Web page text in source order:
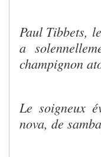
Paul Tibbets,
a
champignon
Le soigneux
nova, de